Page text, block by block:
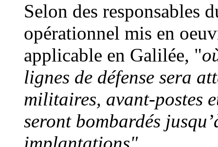
Selon des responsables
opérationnel mis en
applicable en Galilée, "o
lignes de défense sera
militaires, avant-postes
seront bombardés